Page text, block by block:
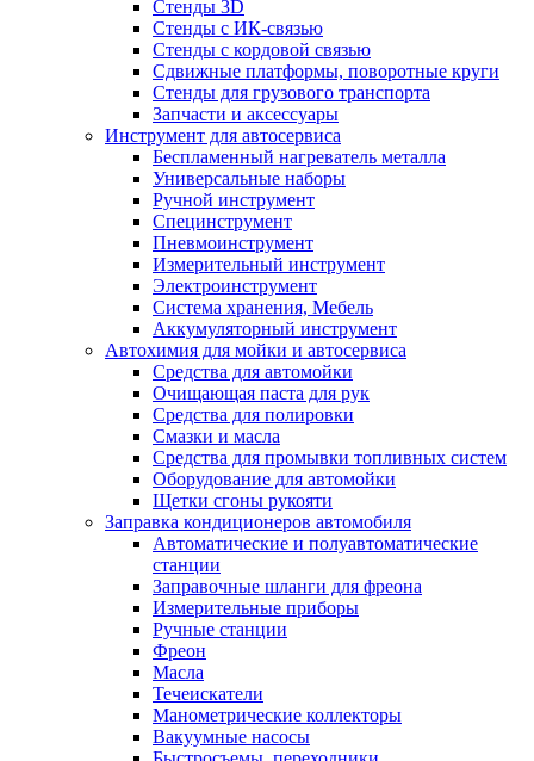
Стенды 3D
Стенды с ИК-связью
Стенды с кордовой связью
Сдвижные платформы, поворотные круги
Стенды для грузового транспорта
Запчасти и аксессуары
Инструмент для автосервиса
Беспламенный нагреватель металла
Универсальные наборы
Ручной инструмент
Специнструмент
Пневмоинструмент
Измерительный инструмент
Электроинструмент
Система хранения, Мебель
Аккумуляторный инструмент
Автохимия для мойки и автосервиса
Средства для автомойки
Очищающая паста для рук
Средства для полировки
Смазки и масла
Средства для промывки топливных систем
Оборудование для автомойки
Щетки сгоны рукояти
Заправка кондиционеров автомобиля
Автоматические и полуавтоматические
станции
Заправочные шланги для фреона
Измерительные приборы
Ручные станции
Фреон
Масла
Течеискатели
Манометрические коллекторы
Вакуумные насосы